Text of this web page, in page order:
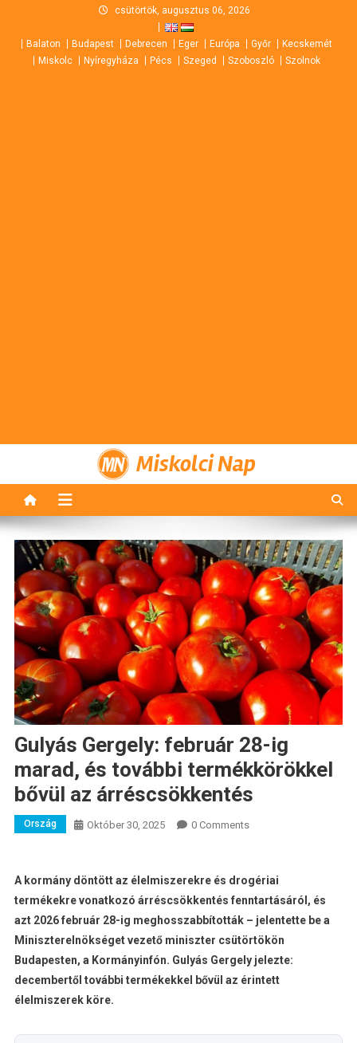
content
csütörtök, augusztus 06, 2026
Balaton Budapest Debrecen Eger Európa Győr
Kecskemét
Miskolc
Nyíregyháza Pécs Szeged Szoboszló Szolnok
Miskolci Nap
Gulyás Gergely: február 28-ig
marad, és további termékkörökkel
bővül az árréscsökkentés
Ország Október 30, 2025 0 Comments
A kormány döntött az élelmiszerekre és drogériai
termékekre vonatkozó árréscsökkentés fenntartásáról, és
azt 2026 február 28-ig meghosszabbították – jelentette be a
Miniszterelnökséget vezető miniszter csütörtökön
Budapesten, a Kormányinfón. Gulyás Gergely jelezte:
decembertől további termékekkel bővül az érintett
élelmiszerek köre.